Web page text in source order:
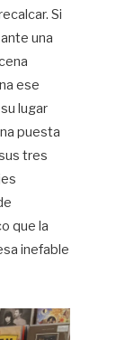
Si
una
ese
lugar
puesta
tres
que la
inefable